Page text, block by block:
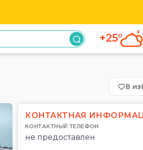
+25°
В
КОНТАКТНАЯ
КОНТАКТНЫЙ ТЕЛЕФОН
не предоставлен